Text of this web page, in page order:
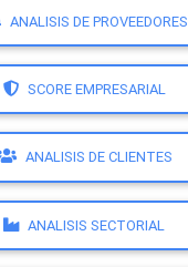
ANALISIS DE PROVEEDORES
SCORE EMPRESARIAL
ANALISIS DE CLIENTES
ANALISIS SECTORIAL